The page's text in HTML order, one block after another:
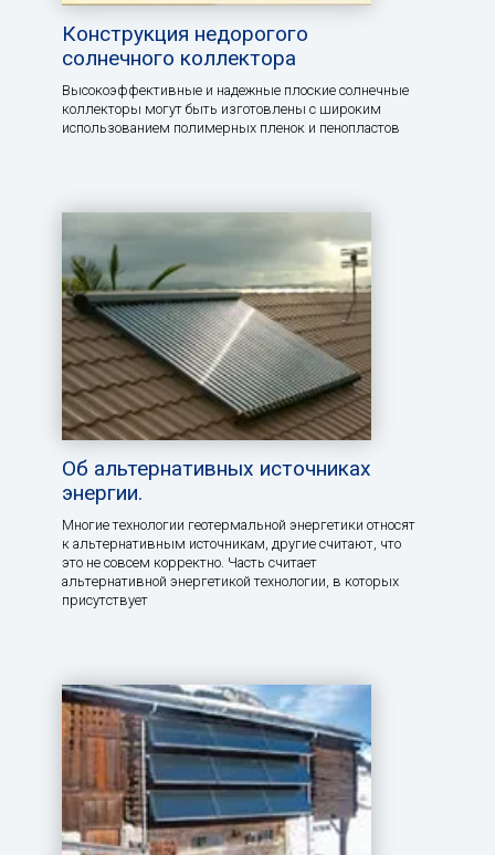
Конструкция недорогого
солнечного коллектора
Высокоэффективные и надежные плоские солнечные
коллекторы могут быть изготовлены с широким
использованием полимерных пленок и пенопластов
Об альтернативных источниках
энергии.
Многие технологии геотермальной энергетики относят
к альтернативным источникам, другие считают, что
это не совсем корректно. Часть считает
альтернативной энергетикой технологии, в которых
присутствует